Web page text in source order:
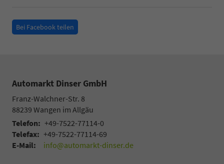
Bei Facebook teilen
Automarkt Dinser GmbH
Franz-Walchner-Str. 8
88239 Wangen im Allgäu
Telefon: +49-7522-77114-0
Telefax: +49-7522-77114-69
E-Mail:
info@automarkt-dinser.de